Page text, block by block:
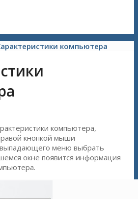
компьютера
компьютера,
кнопкой мыши
меню выбрать
окне появится информация